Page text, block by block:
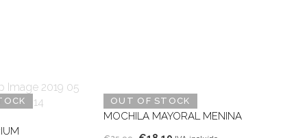
OUT OF STOCK
MOCHILA MAYORAL MENINA